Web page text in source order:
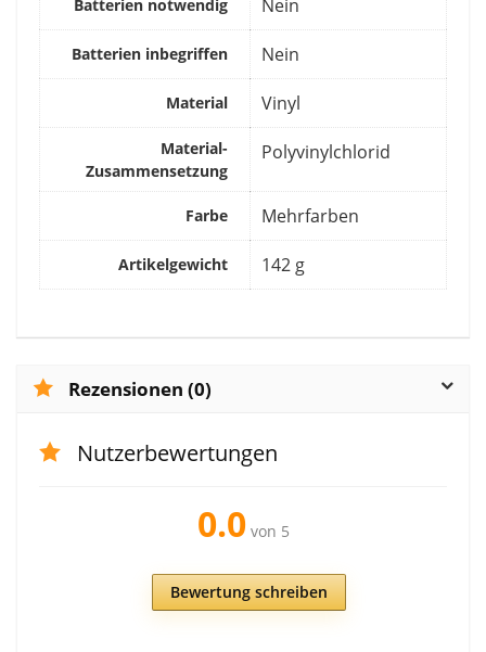
Batterien notwendig ‎Nein
Batterien inbegriffen ‎Nein
Material ‎Vinyl
Material-
Zusammensetzung
‎Polyvinylchlorid
Farbe ‎Mehrfarben
Artikelgewicht ‎142 g
Rezensionen (0)
Nutzerbewertungen
0.0 von 5
Bewertung schreiben